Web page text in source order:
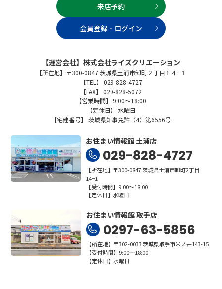
来店予約
会員登録・ログイン
【運営会社】株式会社ライズクリエーション
【所在地】〒300-0847 茨城県土浦市卸町２丁目１４−１
【TEL】 029-828-4727
【FAX】 029-828-5072
【営業時間】 9:00～18:00
【定休日】 水曜日
【宅建番号】 茨城県知事免許（4）第6556号
お住まい情報館 土浦店
029-828-4727
【所在地】〒300-0847 茨城県土浦市卸町2丁目
14−1
【受付時間】9:00～18:00
【定休日】水曜日
お住まい情報館 取手店
0297-63-5856
【所在地】〒302-0033 茨城県取手市米ノ井143-15
【受付時間】9:00～18:00
【定休日】水曜日